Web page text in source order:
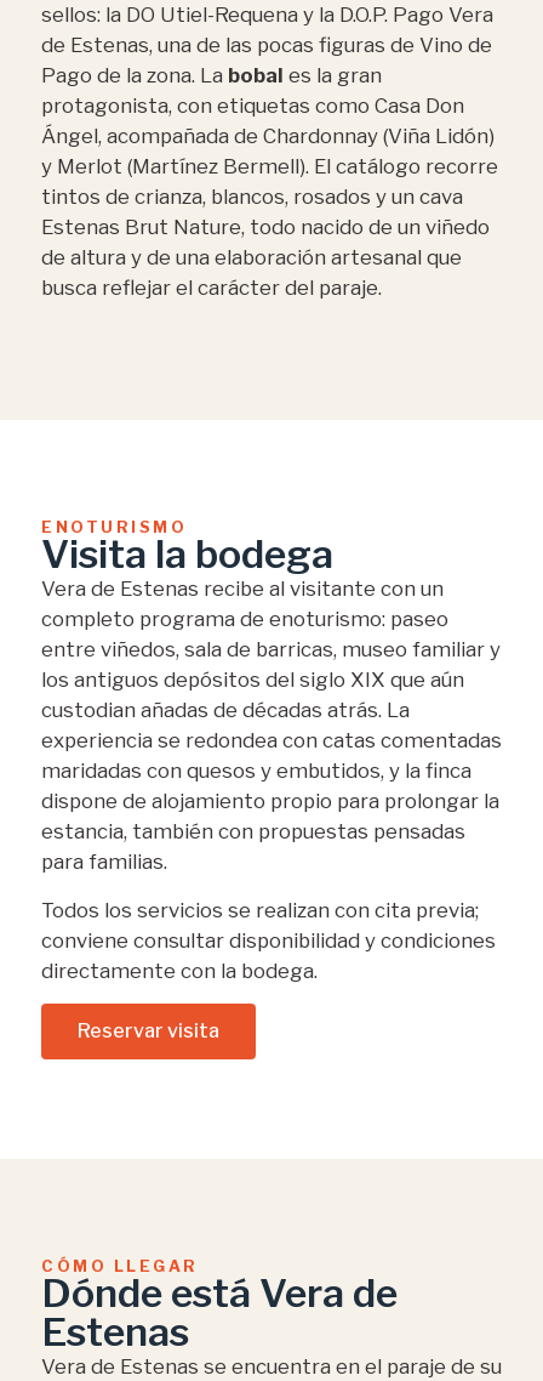
sellos: la DO Utiel-Requena y la D.O.P. Pago Vera
de Estenas, una de las pocas figuras de Vino de
Pago de la zona. La bobal es la gran
protagonista, con etiquetas como Casa Don
Ángel, acompañada de Chardonnay (Viña Lidón)
y Merlot (Martínez Bermell). El catálogo recorre
tintos de crianza, blancos, rosados y un cava
Estenas Brut Nature, todo nacido de un viñedo
de altura y de una elaboración artesanal que
busca reflejar el carácter del paraje.
ENOTURISMO
Visita la bodega
Vera de Estenas recibe al visitante con un
completo programa de enoturismo: paseo
entre viñedos, sala de barricas, museo familiar y
los antiguos depósitos del siglo XIX que aún
custodian añadas de décadas atrás. La
experiencia se redondea con catas comentadas
maridadas con quesos y embutidos, y la finca
dispone de alojamiento propio para prolongar la
estancia, también con propuestas pensadas
para familias.
Todos los servicios se realizan con cita previa;
conviene consultar disponibilidad y condiciones
directamente con la bodega.
Reservar visita
CÓMO LLEGAR
Dónde está Vera de
Estenas
Vera de Estenas se encuentra en el paraje de su